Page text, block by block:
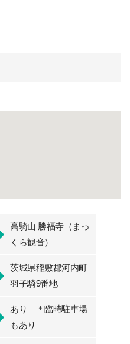
高騎山 勝福寺（まっ
くら観音）
茨城県稲敷郡河内町
羽子騎9番地
あり ＊臨時駐車場
もあり